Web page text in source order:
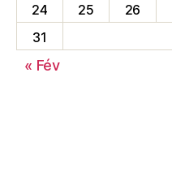
24
25 26
31
« Fév